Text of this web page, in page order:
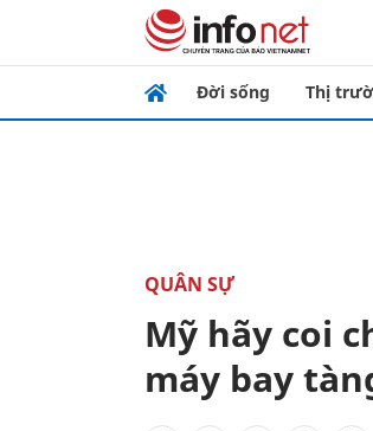
Đời sống Thị
QUÂN SỰ
Mỹ hãy coi
máy bay